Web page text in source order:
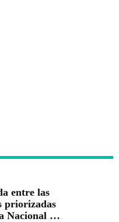
entre las
priorizadas
Nacional de